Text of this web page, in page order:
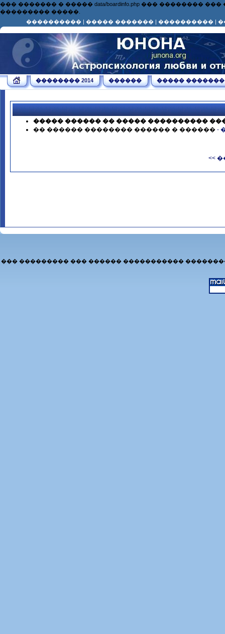
��� ������� � ����� data/boardinfo.php ���
��������� �����.
���������� | ����� ������� | ���������� |
�������� 2014 ������ ����� �������
����� ������ �� ����� ����������
�� ������ �������� ������ � ������ -
<<
��� ��������� ��� ������ �����������